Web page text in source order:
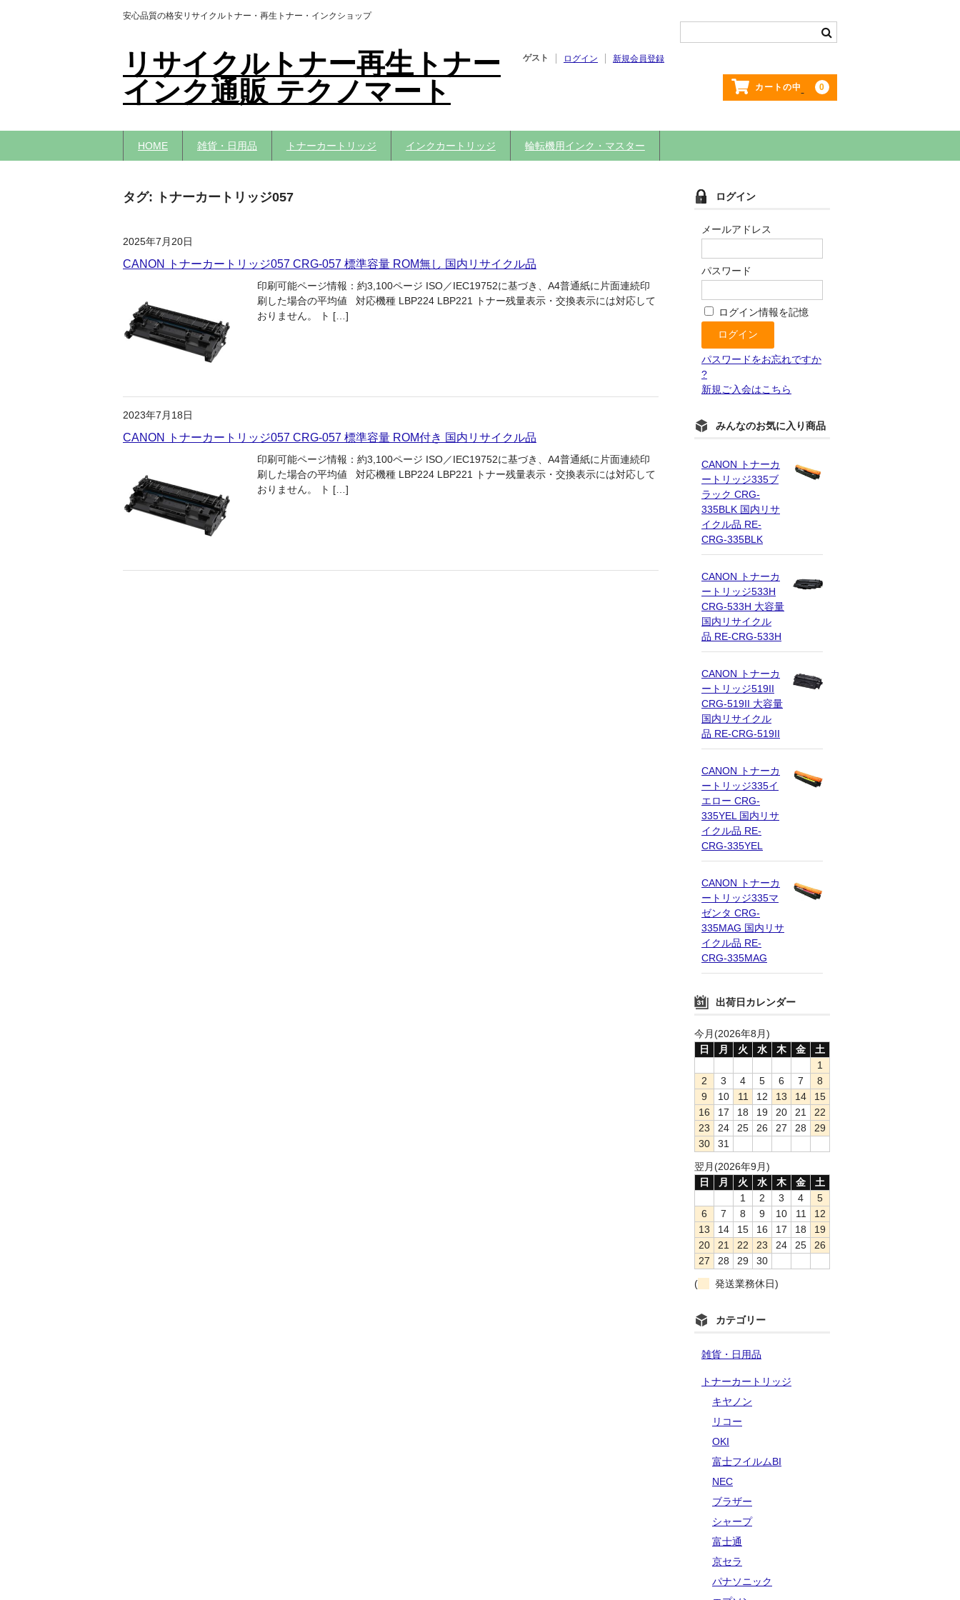
安心品質の格安リサイクルトナー・再生トナー・インクショップ
リサイクルトナー再生トナー
インク通販 テクノマート
ゲスト ログイン 新規会員登録
カートの中 0
HOME 雑貨・日用品 トナーカートリッジ インクカートリッジ 輪転機用インク・マスター
タグ: トナーカートリッジ057
2025年7月20日
CANON トナーカートリッジ057 CRG-057 標準容量 ROM無し 国内リサイクル品
印刷可能ページ情報：約3,100ページ ISO／IEC19752に基づき、A4普通紙に片面連続印
刷した場合の平均値 対応機種 LBP224 LBP221 トナー残量表示・交換表示には対応して
おりません。 ト […]
2023年7月18日
CANON トナーカートリッジ057 CRG-057 標準容量 ROM付き 国内リサイクル品
印刷可能ページ情報：約3,100ページ ISO／IEC19752に基づき、A4普通紙に片面連続印
刷した場合の平均値 対応機種 LBP224 LBP221 トナー残量表示・交換表示には対応して
おりません。 ト […]
ログイン
メールアドレス
パスワード
ログイン情報を記憶
パスワードをお忘れですか
?
新規ご入会はこちら
みんなのお気に入り商品
CANON トナーカ
ートリッジ335ブ
ラック CRG-
335BLK 国内リサ
イクル品 RE-
CRG-335BLK
CANON トナーカ
ートリッジ533H
CRG-533H 大容量
国内リサイクル
品 RE-CRG-533H
CANON トナーカ
ートリッジ519II
CRG-519II 大容量
国内リサイクル
品 RE-CRG-519II
CANON トナーカ
ートリッジ335イ
エロー CRG-
335YEL 国内リサ
イクル品 RE-
CRG-335YEL
CANON トナーカ
ートリッジ335マ
ゼンタ CRG-
335MAG 国内リサ
イクル品 RE-
CRG-335MAG
出荷日カレンダー
今月(2026年8月)
日
月 火 水 木 金
土
1
2
3 4 5 6 7
8
9
10 11 12 13 14
15
16
17 18 19 20 21
22
23
24 25 26 27 28
29
30
31
翌月(2026年9月)
日
月 火 水 木 金
土
1
2 3 4
5
6
7 8 9 10 11
12
13
14 15 16 17 18
19
20
21 22 23 24 25
26
27
28 29
30
(
発送業務休日)
カテゴリー
雑貨・日用品
トナーカートリッジ
キヤノン
リコー
OKI
富士フイルムBI
NEC
ブラザー
シャープ
富士通
京セラ
パナソニック